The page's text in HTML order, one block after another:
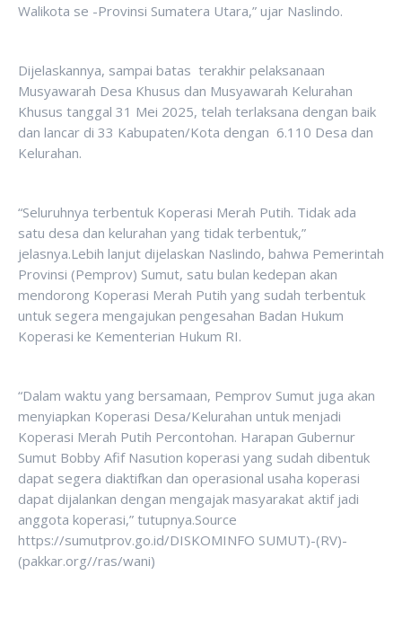
Walikota se -Provinsi Sumatera Utara,” ujar Naslindo.
Dijelaskannya, sampai batas terakhir pelaksanaan
Musyawarah Desa Khusus dan Musyawarah Kelurahan
Khusus tanggal 31 Mei 2025, telah terlaksana dengan baik
dan lancar di 33 Kabupaten/Kota dengan 6.110 Desa dan
Kelurahan.
“Seluruhnya terbentuk Koperasi Merah Putih. Tidak ada
satu desa dan kelurahan yang tidak terbentuk,”
jelasnya.Lebih lanjut dijelaskan Naslindo, bahwa Pemerintah
Provinsi (Pemprov) Sumut, satu bulan kedepan akan
mendorong Koperasi Merah Putih yang sudah terbentuk
untuk segera mengajukan pengesahan Badan Hukum
Koperasi ke Kementerian Hukum RI.
“Dalam waktu yang bersamaan, Pemprov Sumut juga akan
menyiapkan Koperasi Desa/Kelurahan untuk menjadi
Koperasi Merah Putih Percontohan. Harapan Gubernur
Sumut Bobby Afif Nasution koperasi yang sudah dibentuk
dapat segera diaktifkan dan operasional usaha koperasi
dapat dijalankan dengan mengajak masyarakat aktif jadi
anggota koperasi,” tutupnya.Source
https://sumutprov.go.id/DISKOMINFO SUMUT)-(RV)-
(pakkar.org//ras/wani)